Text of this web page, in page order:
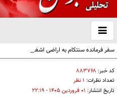
باز
و
سفر فرمانده سنتکام به اراضی اشغالی
کد خبر: ۸۸۳۷۶۸
تعداد نظرات: ۱ نظر
تاریخ انتشار: ۰۱ فروردين ۱۴۰۵ - ۲۲:۱۹